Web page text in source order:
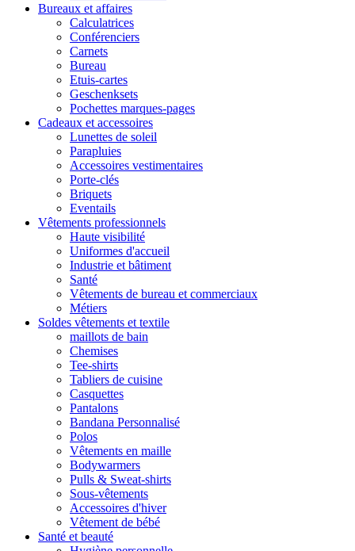
Bureaux et affaires
Calculatrices
Conférenciers
Carnets
Bureau
Etuis-cartes
Geschenksets
Pochettes marques-pages
Cadeaux et accessoires
Lunettes de soleil
Parapluies
Accessoires vestimentaires
Porte-clés
Briquets
Eventails
Vêtements professionnels
Haute visibilité
Uniformes d'accueil
Industrie et bâtiment
Santé
Vêtements de bureau et commerciaux
Métiers
Soldes vêtements et textile
maillots de bain
Chemises
Tee-shirts
Tabliers de cuisine
Casquettes
Pantalons
Bandana Personnalisé
Polos
Vêtements en maille
Bodywarmers
Pulls & Sweat-shirts
Sous-vêtements
Accessoires d'hiver
Vêtement de bébé
Santé et beauté